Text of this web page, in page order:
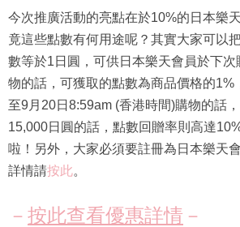
今次推廣活動的亮點在於10%的日本樂
竟這些點數有何用途呢？其實大家可以
數等於1日圓，可供日本樂天會員於下
物的話，可獲取的點數為商品價格的1%
至9月20日8:59am (香港時間)購物的話
15,000日圓的話，點數回贈率則高達
啦！另外，大家必須要註冊為日本樂天
詳情請按此。
－ 按此查看優惠詳情 －